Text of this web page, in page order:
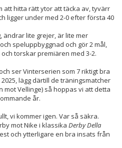
att hitta rätt ytor att täcka av, tyvärr
ligger under med 2-0 efter första 40
ändrar lite grejer, är lite mer
speluppbyggnad och gör 2 mål,
torskar premiären med 3-2.
ser Vinterserien som 7 riktigt bra
lägg därtill de träningsmatcher
mot Vellinge) så hoppas vi att detta
år.
vi kommer igen. Var så säkra.
mot Nike i klassika Derby Della
och ytterligare en bra insats från